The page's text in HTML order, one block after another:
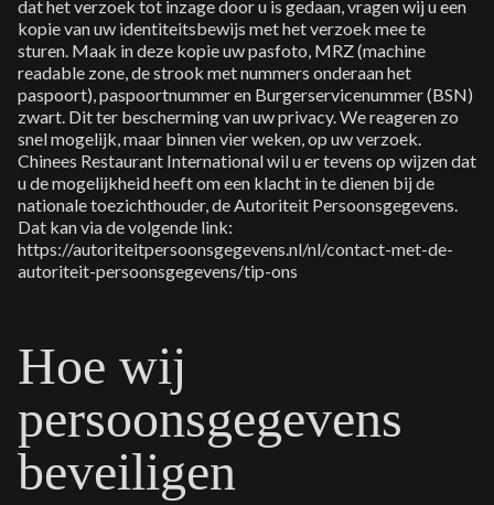
dat het verzoek tot inzage door u is gedaan, vragen wij u een
kopie van uw identiteitsbewijs met het verzoek mee te
sturen. Maak in deze kopie uw pasfoto, MRZ (machine
readable zone, de strook met nummers onderaan het
paspoort), paspoortnummer en Burgerservicenummer (BSN)
zwart. Dit ter bescherming van uw privacy. We reageren zo
snel mogelijk, maar binnen vier weken, op uw verzoek.
Chinees Restaurant International wil u er tevens op wijzen dat
u de mogelijkheid heeft om een klacht in te dienen bij de
nationale toezichthouder, de Autoriteit Persoonsgegevens.
Dat kan via de volgende link:
https://autoriteitpersoonsgegevens.nl/nl/contact-met-de-
autoriteit-persoonsgegevens/tip-ons
Hoe wij
persoonsgegevens
beveiligen